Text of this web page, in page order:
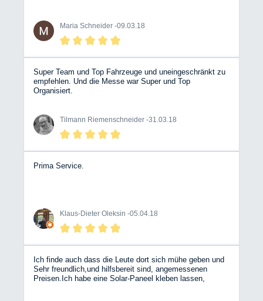
Maria Schneider -09.03.18
Super Team und Top Fahrzeuge und uneingeschränkt zu
empfehlen. Und die Messe war Super und Top
Organisiert.
Tilmann Riemenschneider -31.03.18
Prima Service.
Klaus-Dieter Oleksin -05.04.18
Ich finde auch dass die Leute dort sich mühe geben und
Sehr freundlich,und hilfsbereit sind, angemessenen
Preisen.Ich habe eine Solar-Paneel kleben lassen,